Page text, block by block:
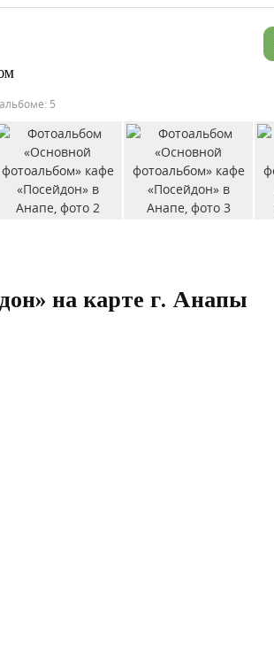
5
на карте г. Анапы